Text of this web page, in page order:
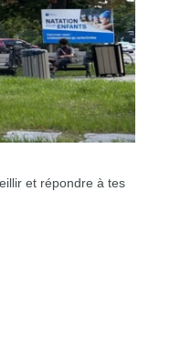
et répondre à tes